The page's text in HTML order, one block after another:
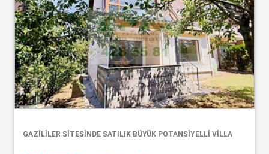
GAZİLİLER SİTESİNDE SATILIK BÜYÜK POTANSİYELLİ VİLLA